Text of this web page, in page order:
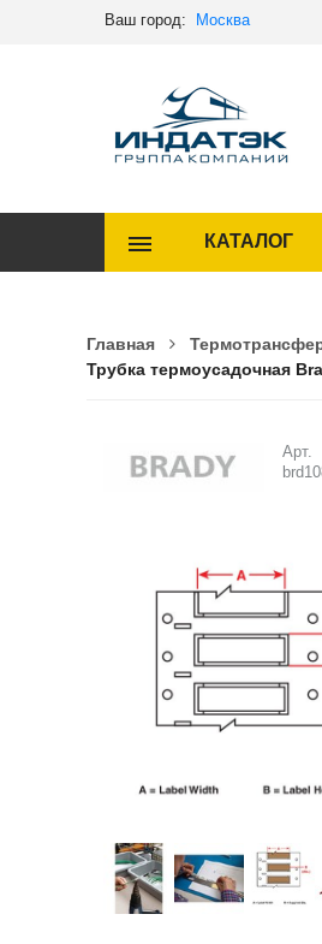
Ваш город: Москва
КАТАЛОГ
Главная
Трубка термоусадочная
Арт.